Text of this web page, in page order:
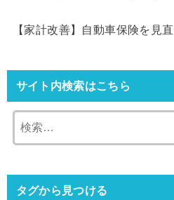
【家計改善】自動車保険を見
サイト内検索はこちら
索:
タグから見つける